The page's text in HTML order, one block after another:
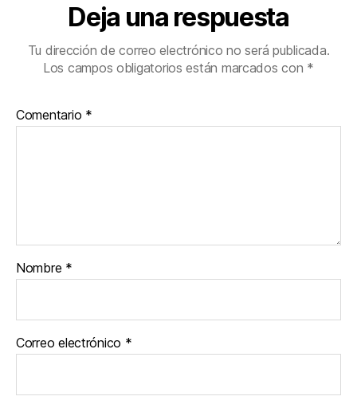
Deja una respuesta
Tu dirección de correo electrónico no será publicada.
Los campos obligatorios están marcados con *
Comentario *
Nombre *
Correo electrónico *